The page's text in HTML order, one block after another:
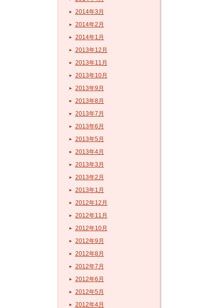
2014年3月
2014年2月
2014年1月
2013年12月
2013年11月
2013年10月
2013年9月
2013年8月
2013年7月
2013年6月
2013年5月
2013年4月
2013年3月
2013年2月
2013年1月
2012年12月
2012年11月
2012年10月
2012年9月
2012年8月
2012年7月
2012年6月
2012年5月
2012年4月